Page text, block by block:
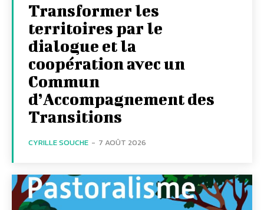
Transformer les
territoires par le
dialogue et la
coopération avec un
Commun
d’Accompagnement des
Transitions
CYRILLE SOUCHE - 7 AOÛT 2026